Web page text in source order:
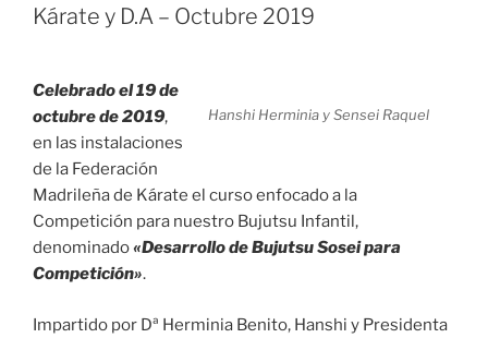
Kárate y D.A – Octubre 2019
Hanshi Herminia y Sensei Raquel
Celebrado el 19 de
octubre de 2019,
en las instalaciones
de la Federación
Madrileña de Kárate el curso enfocado a la
Competición para nuestro Bujutsu Infantil,
denominado«Desarrollo de Bujutsu Sosei para
Competición».
Impartido por Dª Herminia Benito, Hanshi y Presidenta